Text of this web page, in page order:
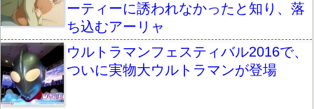
ーティーに誘われなかったと知り、落
ち込むアーリャ
ウルトラマンフェスティバル2016で、
ついに実物大ウルトラマンが登場